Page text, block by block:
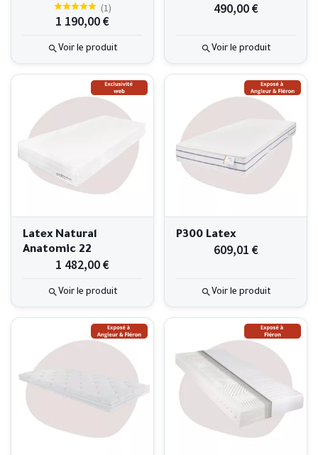
(1)
1 190,00 €
Voir le produit
490,00 €
Voir le produit
Latex Natural
Anatomic 22
1 482,00 €
Voir le produit
P300 Latex
609,01 €
Voir le produit